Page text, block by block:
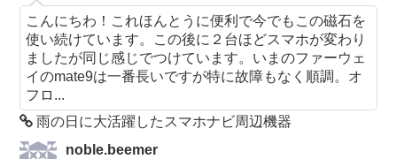
こんにちわ！これほんとうに便利で今でもこの磁石を
使い続けています。この後に２台ほどスマホが変わり
ましたが同じ感じでつけています。いまのファーウェ
イのmate9は一番長いですが特に故障もなく順調。オ
フロ...
雨の日に大活躍したスマホナビ周辺機器
noble.beemer